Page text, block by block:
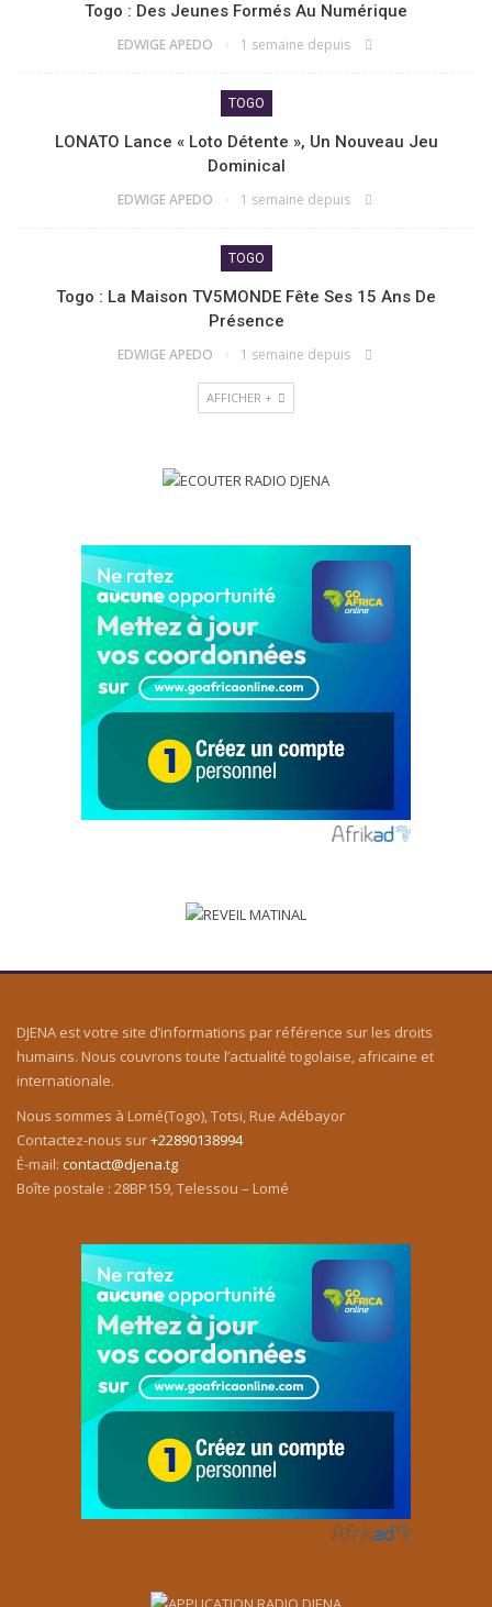
Togo : Des Jeunes Formés Au Numérique
EDWIGE APEDO 1 semaine depuis
TOGO
LONATO Lance « Loto Détente », Un Nouveau Jeu
Dominical
EDWIGE APEDO 1 semaine depuis
TOGO
Togo : La Maison TV5MONDE Fête Ses 15 Ans De
Présence
EDWIGE APEDO 1 semaine depuis
AFFICHER +
DJENA est votre site d’informations par référence sur les droits
humains. Nous couvrons toute l’actualité togolaise, africaine et
internationale.
Nous sommes à Lomé(Togo), Totsi, Rue Adébayor
Contactez-nous sur+22890138994
É-mail: contact@djena.tg
Boîte postale : 28BP159, Telessou – Lomé